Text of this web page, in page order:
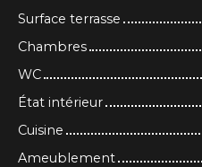
Surface terrasse
Chambres
WC
État intérieur
Cuisine
Ameublement